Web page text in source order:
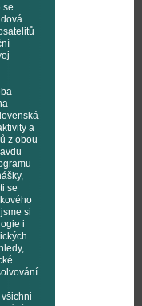
se
a
z obou
se
si
i